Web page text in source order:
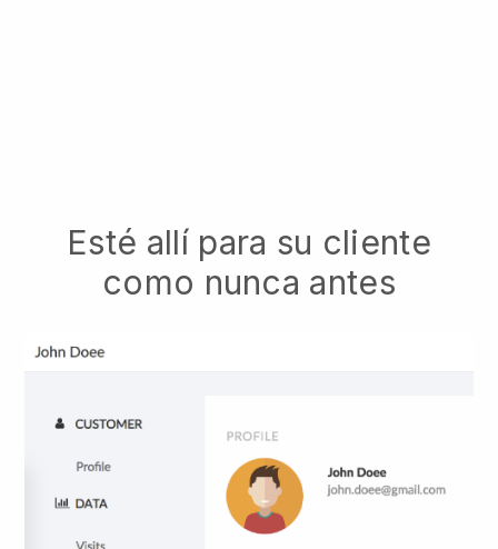
Esté allí para su cliente
como nunca antes